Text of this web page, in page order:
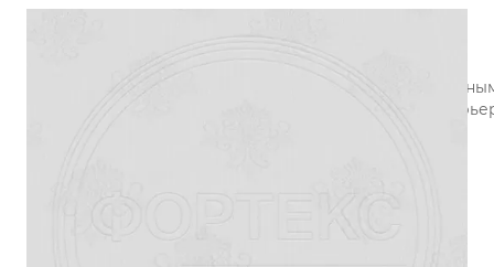
Жаккардовое полотно - это ткань с красивым
производителей матрасов, мебели, предметов